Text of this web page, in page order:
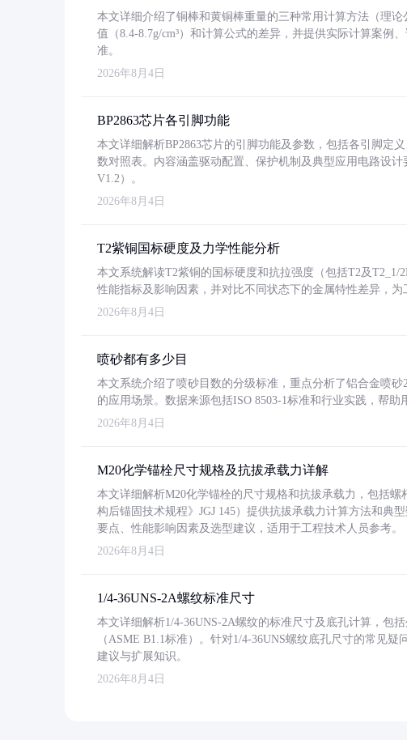
本文详细介绍了铜棒和黄铜棒重量的三种常用计算方法（理
值（8.4-8.7g/cm³）和计算公式的差异，并提供实际计算案例
准。
2026年8月4日
BP2863芯片各引脚功能
本文详细解析BP2863芯片的引脚功能及参数，包括各引脚定
数对照表。内容涵盖驱动配置、保护机制及典型应用电路设
V1.2）。
2026年8月4日
T2紫铜国标硬度及力学性能分析
本文系统解读T2紫铜的国标硬度和抗拉强度（包括T2及T2_1/
性能指标及影响因素，并对比不同状态下的金属特性差异，为
2026年8月4日
喷砂都有多少目
本文系统介绍了喷砂目数的分级标准，重点分析了铝合金喷
的应用场景。数据来源包括ISO 8503-1标准和行业实践，帮助
2026年8月4日
M20化学锚栓尺寸规格及抗拔承载力详解
本文详细解析M20化学锚栓的尺寸规格和抗拔承载力，包括
构后锚固技术规程》JGJ 145）提供抗拔承载力计算方法和典
要点、性能影响因素及选型建议，适用于工程技术人员参考。
2026年8月4日
1/4-36UNS-2A螺纹标准尺寸
本文详细解析1/4-36UNS-2A螺纹的标准尺寸及底孔计算，包
（ASME B1.1标准）。针对1/4-36UNS螺纹底孔尺寸的常见
建议与扩展知识。
2026年8月4日